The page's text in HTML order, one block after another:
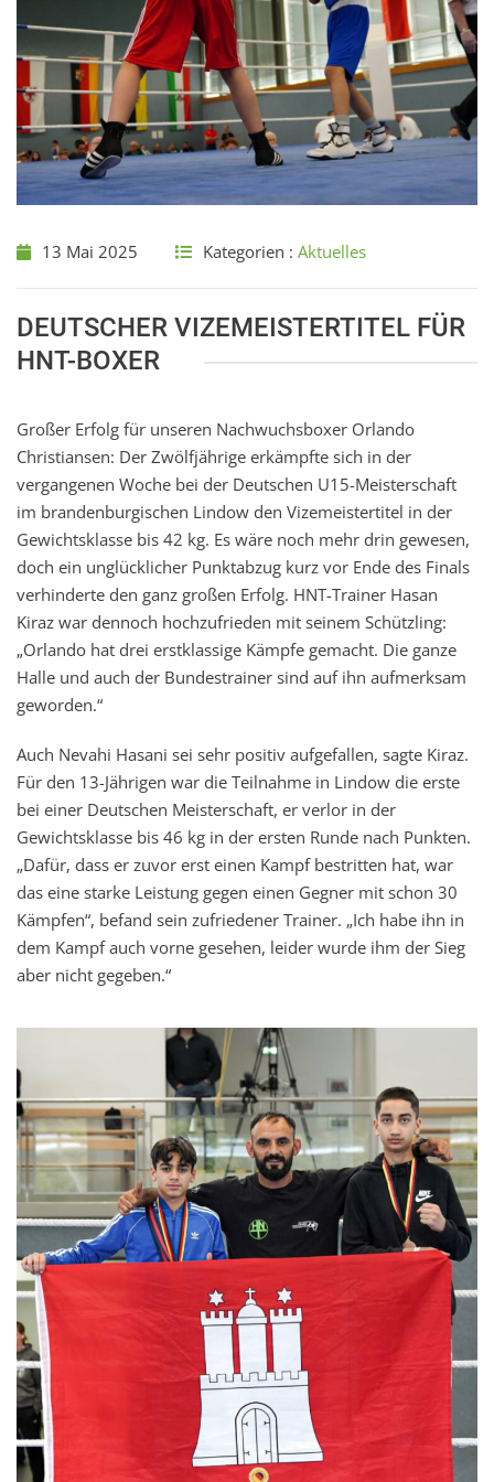
13 Mai 2025 Kategorien : Aktuelles
DEUTSCHER VIZEMEISTERTITEL FÜR
HNT-BOXER
Großer Erfolg für unseren Nachwuchsboxer Orlando
Christiansen: Der Zwölfjährige erkämpfte sich in der
vergangenen Woche bei der Deutschen U15-Meisterschaft
im brandenburgischen Lindow den Vizemeistertitel in der
Gewichtsklasse bis 42 kg. Es wäre noch mehr drin gewesen,
doch ein unglücklicher Punktabzug kurz vor Ende des Finals
verhinderte den ganz großen Erfolg. HNT-Trainer Hasan
Kiraz war dennoch hochzufrieden mit seinem Schützling:
„Orlando hat drei erstklassige Kämpfe gemacht. Die ganze
Halle und auch der Bundestrainer sind auf ihn aufmerksam
geworden.“
Auch Nevahi Hasani sei sehr positiv aufgefallen, sagte Kiraz.
Für den 13-Jährigen war die Teilnahme in Lindow die erste
bei einer Deutschen Meisterschaft, er verlor in der
Gewichtsklasse bis 46 kg in der ersten Runde nach Punkten.
„Dafür, dass er zuvor erst einen Kampf bestritten hat, war
das eine starke Leistung gegen einen Gegner mit schon 30
Kämpfen“, befand sein zufriedener Trainer. „Ich habe ihn in
dem Kampf auch vorne gesehen, leider wurde ihm der Sieg
aber nicht gegeben.“